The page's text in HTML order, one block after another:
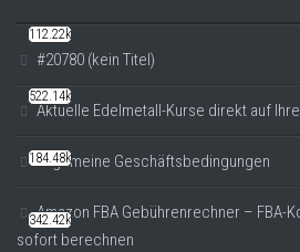
#20780 (kein Titel)
Aktuelle Edelmetall-Kurse direkt auf
Allgemeine Geschäftsbedingungen
Amazon FBA Gebührenrechner – FBA-
sofort berechnen
112.22k
522.14k
184.48k
342.42k